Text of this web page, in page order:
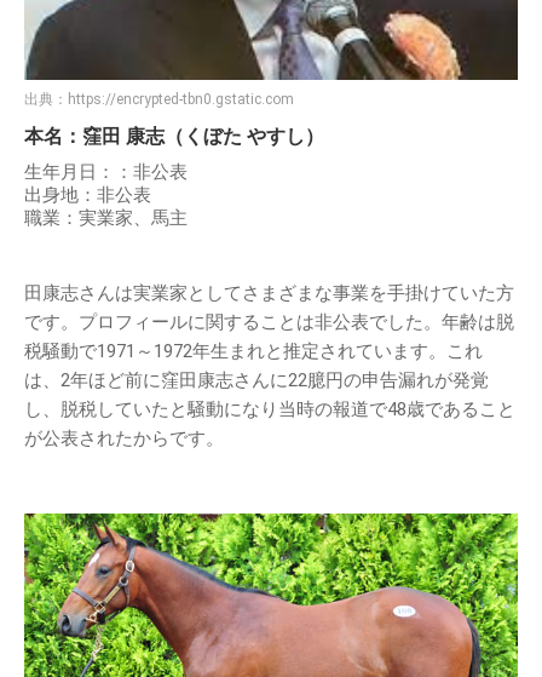
出典： https://encrypted-tbn0.gstatic.com
本名：窪田 康志（くぼた やすし）
生年月日：：非公表
出身地：非公表
職業：実業家、馬主
田康志さんは実業家としてさまざまな事業を手掛けていた方
です。プロフィールに関することは非公表でした。年齢は脱
税騒動で1971～1972年生まれと推定されています。これ
は、2年ほど前に窪田康志さんに22臆円の申告漏れが発覚
し、脱税していたと騒動になり当時の報道で48歳であること
が公表されたからです。